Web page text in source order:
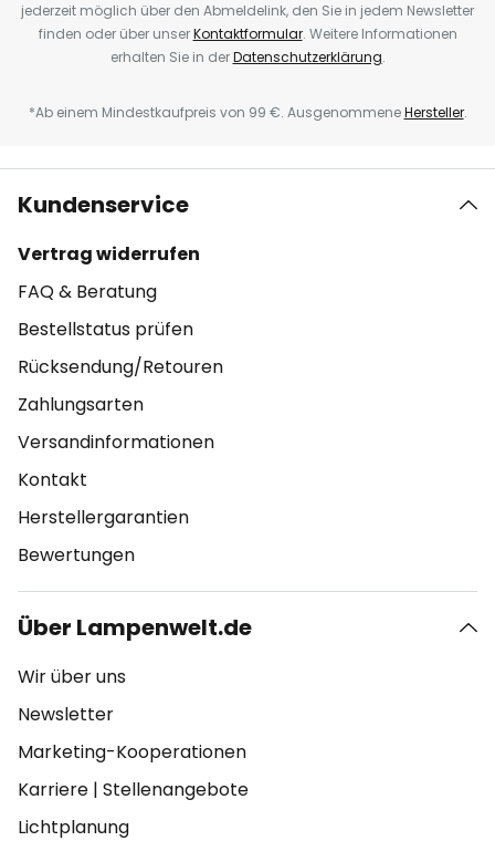
jederzeit möglich über den Abmeldelink, den Sie in jedem Newsletter
finden oder über unserKontaktformular. Weitere Informationen
erhalten Sie in derDatenschutzerklärung.
*Ab einem Mindestkaufpreis von 99 €. AusgenommeneHersteller.
Kundenservice
Vertrag widerrufen
FAQ & Beratung
Bestellstatus prüfen
Rücksendung/Retouren
Zahlungsarten
Versandinformationen
Kontakt
Herstellergarantien
Bewertungen
Über Lampenwelt.de
Wir über uns
Newsletter
Marketing-Kooperationen
Karriere | Stellenangebote
Lichtplanung